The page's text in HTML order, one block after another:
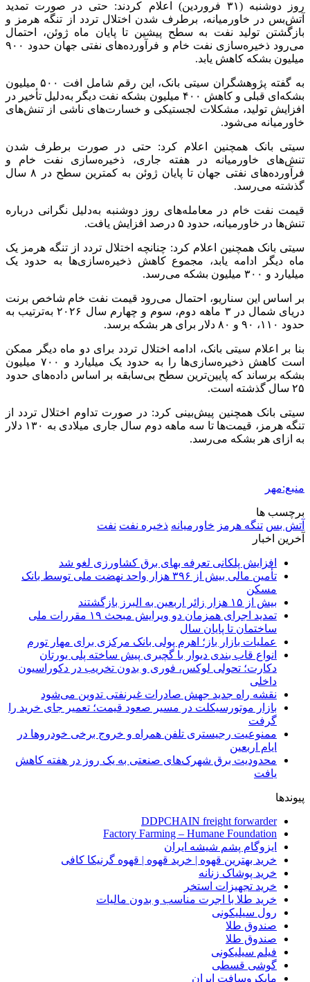
روز دوشنبه (۳۱ فروردین) اعلام کردند: حتی در صورت تمدید
آتش‌بس در خاورمیانه، برطرف شدن اختلال تردد از تنگه هرمز و
بازگشتن تولید نفت به سطح پیشین تا پایان ماه ژوئن، احتمال
می‌رود ذخیره‌سازی نفت خام و فرآورده‌های نفتی جهان حدود ۹۰۰
میلیون بشکه کاهش یابد.
به گفته پژوهشگران سیتی بانک، این رقم شامل افت ۵۰۰ میلیون
بشکه‌ای قبلی و کاهش ۴۰۰ میلیون بشکه نفت دیگر به‌دلیل تأخیر در
افزایش تولید، مشکلات لجستیکی و خسارت‌های ناشی از تنش‌های
خاورمیانه می‌شود.
سیتی بانک همچنین اعلام کرد: حتی در صورت برطرف شدن
تنش‌های خاورمیانه در هفته جاری، ذخیره‌سازی نفت خام و
فرآورده‌های نفتی جهان تا پایان ژوئن به کمترین سطح در ۸ سال
گذشته می‌رسد.
قیمت نفت خام در معامله‌های روز دوشنبه به‌دلیل نگرانی درباره
تنش‌ها در خاورمیانه، حدود ۵ درصد افزایش یافت.
سیتی بانک همچنین اعلام کرد: چنانچه اختلال تردد از تنگه هرمز یک
ماه دیگر ادامه یابد، مجموع کاهش ذخیره‌سازی‌ها به حدود یک
میلیارد و ۳۰۰ میلیون بشکه می‌رسد.
بر اساس این سناریو، احتمال می‌رود قیمت نفت خام شاخص برنت
دریای شمال در ۳ ماهه دوم، سوم و چهارم سال ۲۰۲۶ به‌ترتیب به
حدود ۱۱۰، ۹۰ و ۸۰ دلار برای هر بشکه برسد.
بنا بر اعلام سیتی بانک، ادامه اختلال تردد برای دو ماه دیگر ممکن
است کاهش ذخیره‌سازی‌ها را به حدود یک میلیارد و ۷۰۰ میلیون
بشکه برساند که پایین‌ترین سطح بی‌سابقه بر اساس داده‌های حدود
۲۵ سال گذشته است.
سیتی بانک همچنین پیش‌بینی کرد: در صورت تداوم اختلال تردد از
تنگه هرمز، قیمت‌ها تا سه ماهه دوم سال جاری میلادی به ۱۳۰ دلار
به ازای هر بشکه می‌رسد.
منبع:مهر
برچسب ها
آتش بس تنگه هرمز خاورمیانه ذخیره نفت نفت
آخرین اخبار
افزایش پلکانی تعرفه بهای برق کشاورزی لغو شد
تأمین مالی بیش از ۳۹۶ هزار واحد نهضت ملی توسط بانک
مسکن
بیش از ۱۵ هزار زائر اربعین به البرز بازگشتند
تمدید اجرای همزمان دو ویرایش مبحث ۱۹ مقررات ملی
ساختمان تا پایان سال
عملیات بازار باز؛ اهرم پولی بانک مرکزی برای مهار تورم
انواع قاب بندی دیوار با گچبری پیش ساخته پلی یورتان
دکارت؛ تحولی لوکس، فوری و بدون تخریب در دکوراسیون
داخلی
نقشه راه جدید جهش صادرات غیرنفتی تدوین می‌شود
بازار موتورسیکلت در مسیر صعود قیمت؛ تعمیر جای خرید را
گرفت
ممنوعیت رجیستری تلفن همراه و خروج برخی خودروها در
ایام اربعین
محدودیت برق شهرک‌های صنعتی به یک روز در هفته کاهش
یافت
پیوندها
DDPCHAIN freight forwarder
Factory Farming – Humane Foundation
ایزوگام پشم شیشه ایران
خرید بهترین قهوه | خرید قهوه | قهوه گرنیکا کافی
خرید پوشاک زنانه
خرید تجهیزات استخر
خرید طلا با اجرت مناسب و بدون مالیات
رول سیلیکونی
صندوق طلا
صندوق طلا
فیلم سیلیکونی
گوشی قسطی
مایکروسافت ایران